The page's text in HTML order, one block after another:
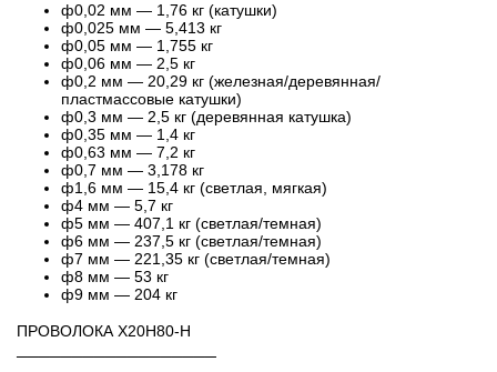
ф0,02 мм — 1,76 кг (катушки)
ф0,025 мм — 5,413 кг
ф0,05 мм — 1,755 кг
ф0,06 мм — 2,5 кг
ф0,2 мм — 20,29 кг (железная/деревянная/
пластмассовые катушки)
ф0,3 мм — 2,5 кг (деревянная катушка)
ф0,35 мм — 1,4 кг
ф0,63 мм — 7,2 кг
ф0,7 мм — 3,178 кг
ф1,6 мм — 15,4 кг (светлая, мягкая)
ф4 мм — 5,7 кг
ф5 мм — 407,1 кг (светлая/темная)
ф6 мм — 237,5 кг (светлая/темная)
ф7 мм — 221,35 кг (светлая/темная)
ф8 мм — 53 кг
ф9 мм — 204 кг
ПРОВОЛОКА Х20Н80-Н
──────────────────